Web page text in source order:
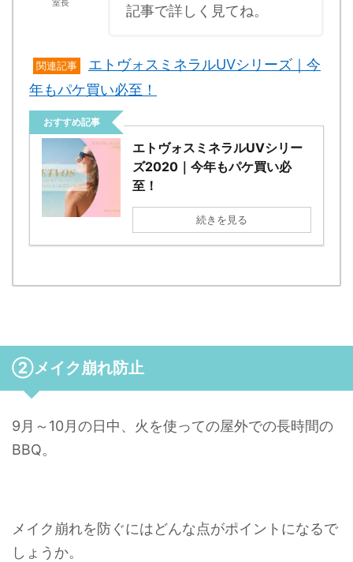
室長 記事で詳しく見てね。
関連記事
エトヴォスミネラルUVシリーズ｜今
年もパケ買い必至！
おすすめ記事
エトヴォスミネラルUVシリー
ズ2020｜今年もパケ買い必
至！
続きを見る
②メイク崩れ防止
9月～10月の日中、火を使っての屋外での長時間の
BBQ。
メイク崩れを防ぐにはどんな点がポイントになるで
しょうか。